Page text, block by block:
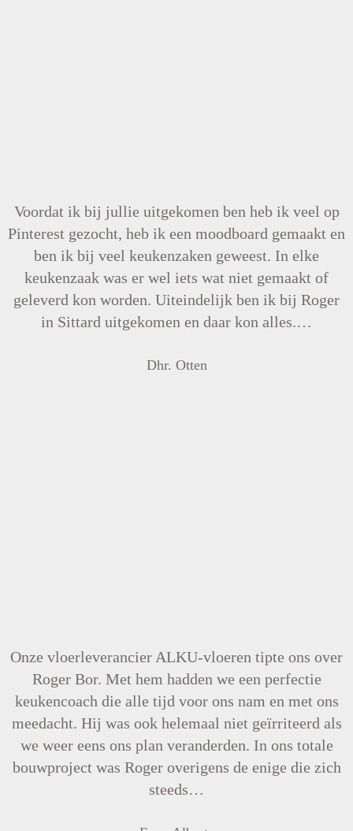
Voordat ik bij jullie uitgekomen ben heb ik veel op
Pinterest gezocht, heb ik een moodboard gemaakt en
ben ik bij veel keukenzaken geweest. In elke
keukenzaak was er wel iets wat niet gemaakt of
geleverd kon worden. Uiteindelijk ben ik bij Roger
in Sittard uitgekomen en daar kon alles.…
Dhr. Otten
Onze vloerleverancier ALKU-vloeren tipte ons over
Roger Bor. Met hem hadden we een perfectie
keukencoach die alle tijd voor ons nam en met ons
meedacht. Hij was ook helemaal niet geïrriteerd als
we weer eens ons plan veranderden. In ons totale
bouwproject was Roger overigens de enige die zich
steeds…